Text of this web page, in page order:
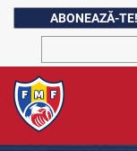
ABONEAZĂ-TE!